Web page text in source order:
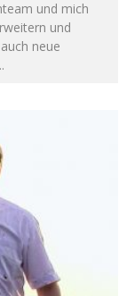
und mich
und
neue